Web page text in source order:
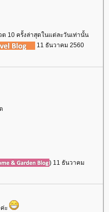
10 ครั้งล่าสุดในแต่ละวันเท่านั้น
11 ธันวาคม 2560
) 11 ธันวาคม
ะ